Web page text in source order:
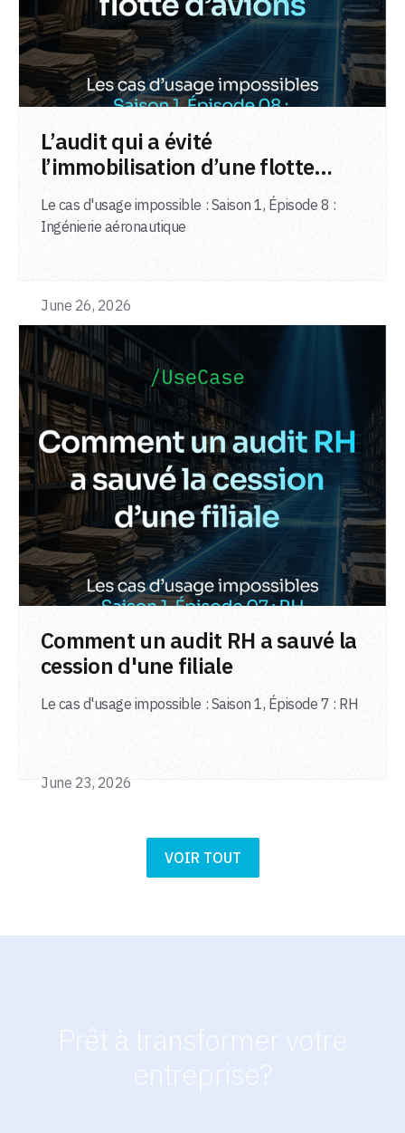
VOIR TOUT
L’audit qui a évité
l’immobilisation d’une flotte
d’avions
Le cas d'usage impossible : Saison 1, Épisode 8 :
Ingénierie aéronautique
June 26, 2026
Comment un audit RH a sauvé la
cession d'une filiale
Le cas d'usage impossible : Saison 1, Épisode 7 : RH
June 23, 2026